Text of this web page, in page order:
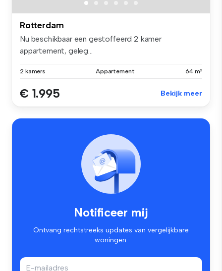
Rotterdam
Nu beschikbaar een gestoffeerd 2 kamer
appartement, geleg...
2 kamers Appartement 64 m²
€ 1.995 Bekijk meer
Notificeer mij
Ontvang rechtstreeks updates van vergelijkbare
woningen.